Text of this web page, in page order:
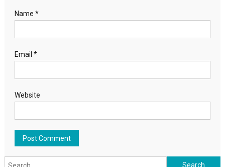
Name *
Email *
Website
Search for: